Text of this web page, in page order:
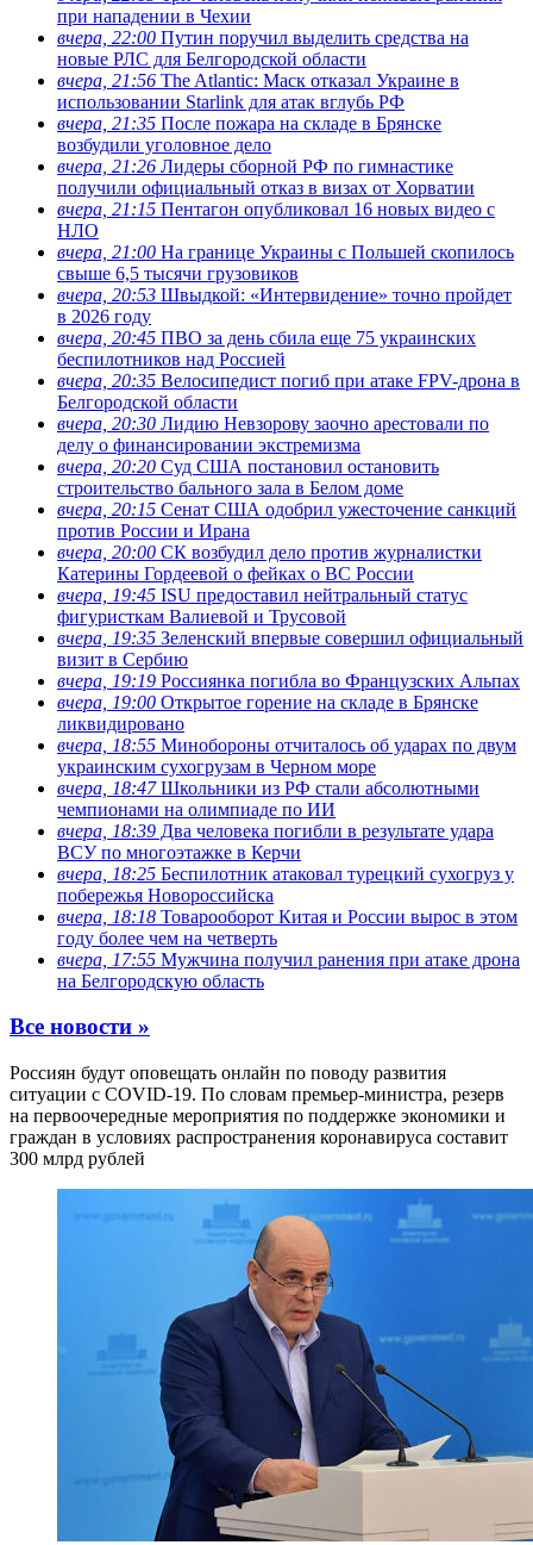
при нападении в Чехии
вчера, 22:00 Путин поручил выделить средства на
новые РЛС для Белгородской области
вчера, 21:56 The Atlantic: Маск отказал Украине в
использовании Starlink для атак вглубь РФ
вчера, 21:35 После пожара на складе в Брянске
возбудили уголовное дело
вчера, 21:26 Лидеры сборной РФ по гимнастике
получили официальный отказ в визах от Хорватии
вчера, 21:15 Пентагон опубликовал 16 новых видео с
НЛО
вчера, 21:00 На границе Украины с Польшей скопилось
свыше 6,5 тысячи грузовиков
вчера, 20:53 Швыдкой: «Интервидение» точно пройдет
в 2026 году
вчера, 20:45 ПВО за день сбила еще 75 украинских
беспилотников над Россией
вчера, 20:35 Велосипедист погиб при атаке FPV-дрона в
Белгородской области
вчера, 20:30 Лидию Невзорову заочно арестовали по
делу о финансировании экстремизма
вчера, 20:20 Суд США постановил остановить
строительство бального зала в Белом доме
вчера, 20:15 Сенат США одобрил ужесточение санкций
против России и Ирана
вчера, 20:00 СК возбудил дело против журналистки
Катерины Гордеевой о фейках о ВС России
вчера, 19:45 ISU предоставил нейтральный статус
фигуристкам Валиевой и Трусовой
вчера, 19:35 Зеленский впервые совершил официальный
визит в Сербию
вчера, 19:19 Россиянка погибла во Французских Альпах
вчера, 19:00 Открытое горение на складе в Брянске
ликвидировано
вчера, 18:55 Минобороны отчиталось об ударах по двум
украинским сухогрузам в Черном море
вчера, 18:47Школьники из РФ стали абсолютными
чемпионами на олимпиаде по ИИ
вчера, 18:39 Два человека погибли в результате удара
ВСУ по многоэтажке в Керчи
вчера, 18:25 Беспилотник атаковал турецкий сухогруз у
побережья Новороссийска
вчера, 18:18 Товарооборот Китая и России вырос в этом
году более чем на четверть
вчера, 17:55 Мужчина получил ранения при атаке дрона
на Белгородскую область
Все новости »
Россиян будут оповещать онлайн по поводу развития
ситуации с COVID-19. По словам премьер-министра, резерв
на первоочередные мероприятия по поддержке экономики и
граждан в условиях распространения коронавируса составит
300 млрд рублей